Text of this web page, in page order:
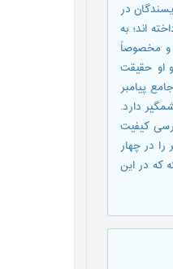
در
اند؛ به
و مخصوصاً
او حقیقت
پیامبر
دارد.
کیفیت
در چهار
كه در اين